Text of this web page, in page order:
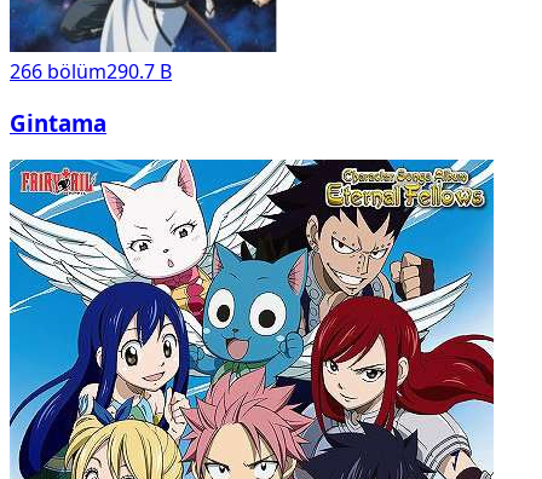
266 bölüm290.7 B
Gintama